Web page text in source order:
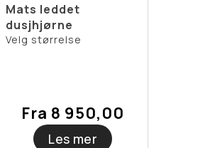
Mats leddet
dusjhjørne
Velg størrelse
Fra 8 950,00
Les mer